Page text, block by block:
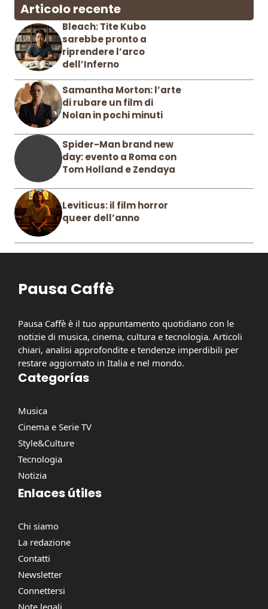
Articolo recente
Bleach: Tite Kubo
sarebbe pronto a
riprendere l’arco
dell’Inferno
Samantha Morton: l’arte
di rubare un film di
Nolan in pochi minuti
Spider-Man brand new
day: evento a Roma con
Tom Holland e Zendaya
Leviticus: il film horror
queer dell’anno
Pausa Caffè
Pausa Caffè è il tuo appuntamento quotidiano con le
notizie di musica, cinema, cultura e tecnologia. Articoli
chiari, analisi approfondite e tendenze imperdibili per
restare aggiornato in Italia e nel mondo.
Categorías
Musica
Cinema e Serie TV
Style&Culture
Tecnologia
Notizia
Enlaces útiles
Chi siamo
La redazione
Contatti
Newsletter
Connettersi